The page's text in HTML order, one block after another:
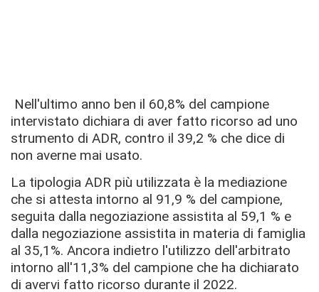
Nell'ultimo anno ben il 60,8% del campione
intervistato dichiara di aver fatto ricorso ad uno
strumento di ADR, contro il 39,2 % che dice di
non averne mai usato.
La tipologia ADR più utilizzata è la mediazione
che si attesta intorno al 91,9 % del campione,
seguita dalla negoziazione assistita al 59,1 % e
dalla negoziazione assistita in materia di famiglia
al 35,1%. Ancora indietro l'utilizzo dell'arbitrato
intorno all'11,3% del campione che ha dichiarato
di avervi fatto ricorso durante il 2022.